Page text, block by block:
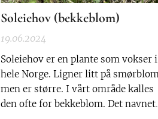
Soleiehov (bekkeblom)
19.06.2024
Soleiehov er en plante som vokser i
hele Norge. Ligner litt på
men er større. I vårt område kalles
den ofte for bekkeblom. Det navnet